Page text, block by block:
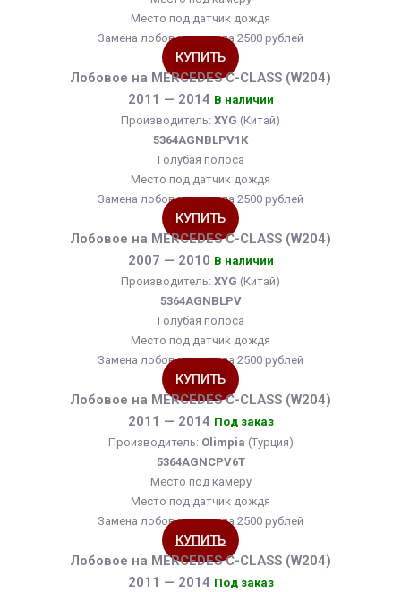
Место под датчик дождя
Замена лобового стекла 2500 рублей
КУПИТЬ
Лобовое на MERCEDES C-CLASS (W204)
2011 — 2014 В наличии
Производитель: XYG (Китай)
5364AGNBLPV1K
Голубая полоса
Место под датчик дождя
Замена лобового стекла 2500 рублей
КУПИТЬ
Лобовое на MERCEDES C-CLASS (W204)
2007 — 2010 В наличии
Производитель: XYG (Китай)
5364AGNBLPV
Голубая полоса
Место под датчик дождя
Замена лобового стекла 2500 рублей
КУПИТЬ
Лобовое на MERCEDES C-CLASS (W204)
2011 — 2014 Под заказ
Производитель: Olimpia (Турция)
5364AGNCPV6T
Место под камеру
Место под датчик дождя
Замена лобового стекла 2500 рублей
КУПИТЬ
Лобовое на MERCEDES C-CLASS (W204)
2011 — 2014 Под заказ